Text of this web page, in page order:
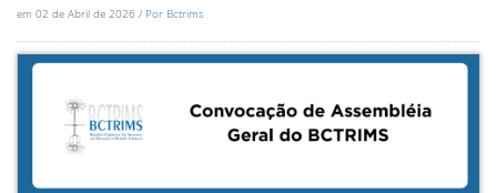
em 02 de Abril de 2026 / Por Bctrims